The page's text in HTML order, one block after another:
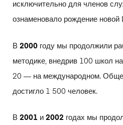
исключительно для членов
ознаменовало рождение
В 2000 году мы продолжили
методике, внедрив 100 школ
20 — на международном.
достигло 1 500 человек.
В 2001 и 2002 годах мы